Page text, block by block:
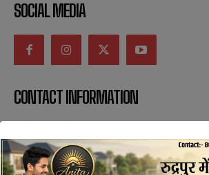
SOCIAL MEDIA
CONTACT INFORMATION
SUBSCRIBE NOW